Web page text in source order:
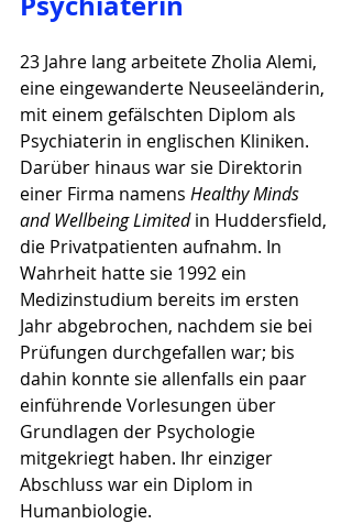
23 Jahre lang arbeitete Zholia Alemi,
eine eingewanderte Neuseeländerin,
mit einem gefälschten Diplom als
Psychiaterin in englischen Kliniken.
Darüber hinaus war sie Direktorin
einer Firma namens Healthy Minds
and Wellbeing Limited in Huddersfield,
die Privatpatienten aufnahm. In
Wahrheit hatte sie 1992 ein
Medizinstudium bereits im ersten
Jahr abgebrochen, nachdem sie bei
Prüfungen durchgefallen war; bis
dahin konnte sie allenfalls ein paar
einführende Vorlesungen über
Grundlagen der Psychologie
mitgekriegt haben. Ihr einziger
Abschluss war ein Diplom in
Humanbiologie.